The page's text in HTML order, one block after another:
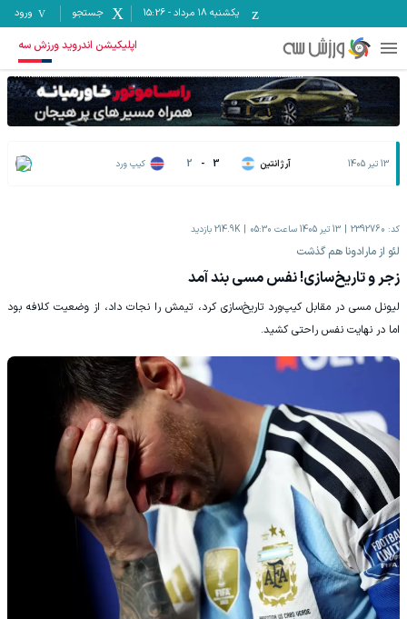
یکشنبه ۱۸ مرداد -
15:26 جستجو ورود
اپلیکیشن اندروید ورزش سه
13 تیر 1405 آرژانتین 3
-
2 کیپ ورد
کد: 2392760 13 تیر 1405 ساعت 05:30 214.9K بازدید
لئو از مارادونا هم گذشت
زجر و تاریخ‌سازی! نفس مسی بند آمد
لیونل مسی در مقابل کیپ‌ورد تاریخ‌سازی کرد، تیمش را نجات داد، از وضعیت کلافه بود
اما در نهایت نفس راحتی کشید.